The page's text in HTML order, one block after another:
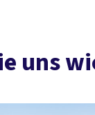
uns